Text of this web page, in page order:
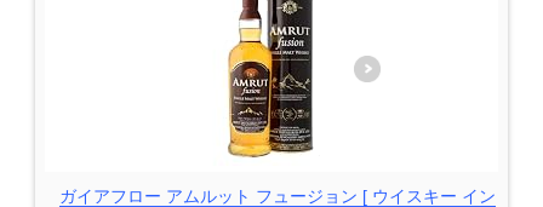
ガイアフロー アムルット フュージョン [ ウイスキー イン